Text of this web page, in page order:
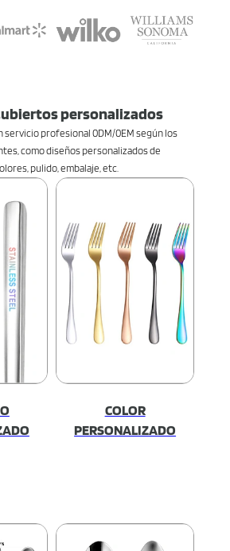
personalizados
servicio profesional 0DM/0EM según los
como diseños personalizados de
pulido, embalaje, etc.
COLOR
PERSONALIZADO